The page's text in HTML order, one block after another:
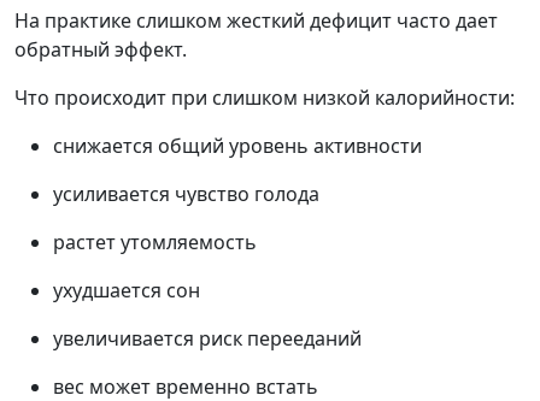
На практике слишком жесткий дефицит часто дает
обратный эффект.
Что происходит при слишком низкой калорийности:
снижается общий уровень активности
усиливается чувство голода
растет утомляемость
ухудшается сон
увеличивается риск перееданий
вес может временно встать